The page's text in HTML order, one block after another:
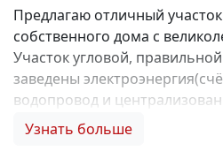
Предлагаю отличный
собственного дома с
Участок угловой,
заведены
водопровод и
границе участка проходит
Узнать больше